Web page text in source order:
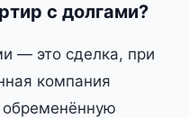
с долгами?
— это сделка, при
компания